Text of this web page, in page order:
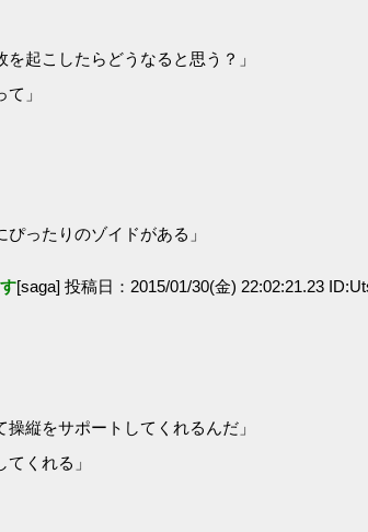
起こしたらどうなると思う？」
」
ったりのゾイドがある」
[saga] 投稿日：2015/01/30(金) 22:02:21.23
縦をサポートしてくれるんだ」
くれる」